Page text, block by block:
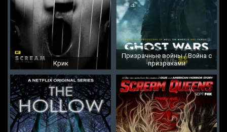
Крик
Призрачные войны / Война с
призраками